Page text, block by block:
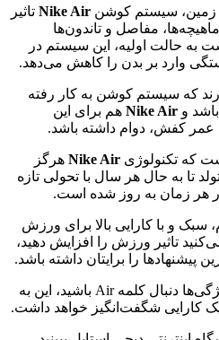
زمین، سیستم کوشن Nike Air تاثیر
مفاصل و تاندون‌ها
به حالت اولیه، این سیستم در
وارد بر بدن را کاهش می‌دهد.
که سیستم کوشن به کار رفته
و Nike Air هم برای این
کفش، دوام داشته باشد.
که تکنولوژی Nike Air هرگز
تا به حال هر سال با تحولی تازه
هر زمان به روز شده است.
و با کارایی بالا برای ورزش
تاثیر ورزش را افزایش دهید،
پیشنهادها را برایتان داشته باشد.
سراغ Air max ها بروید یا در ویژگی‌ها دنبال کلمه Air باشید، این به
شگفت‌انگیز خواهد داشت.